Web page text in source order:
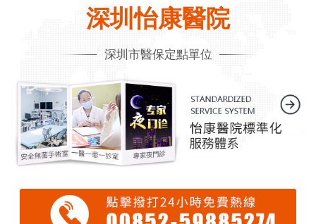
深圳怡康醫院
深圳市醫保定點單位